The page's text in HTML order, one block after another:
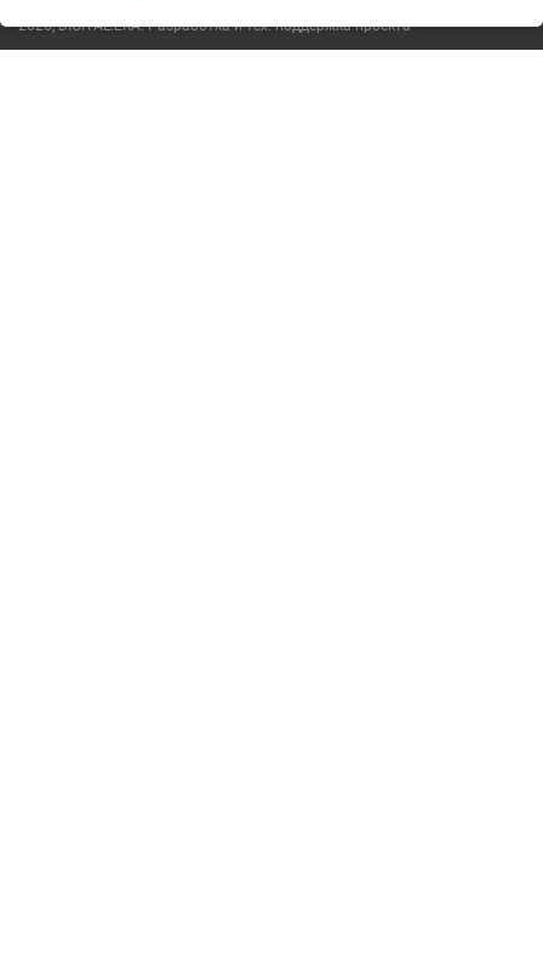
2026,DIGITAL.ERA. Разработка и тех. поддержка проекта